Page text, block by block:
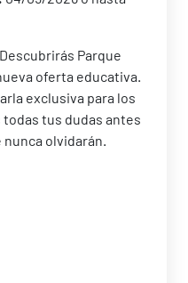
Descubrirás Parque
oferta educativa.
exclusiva para los
tus dudas antes
olvidarán.